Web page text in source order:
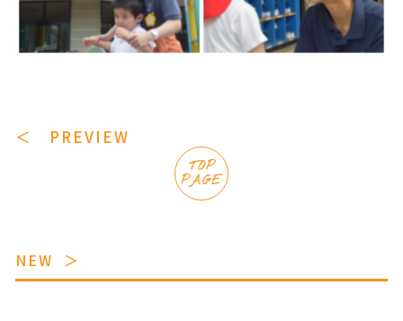
＜ PREVIEW
TOP
PAGE
NEW